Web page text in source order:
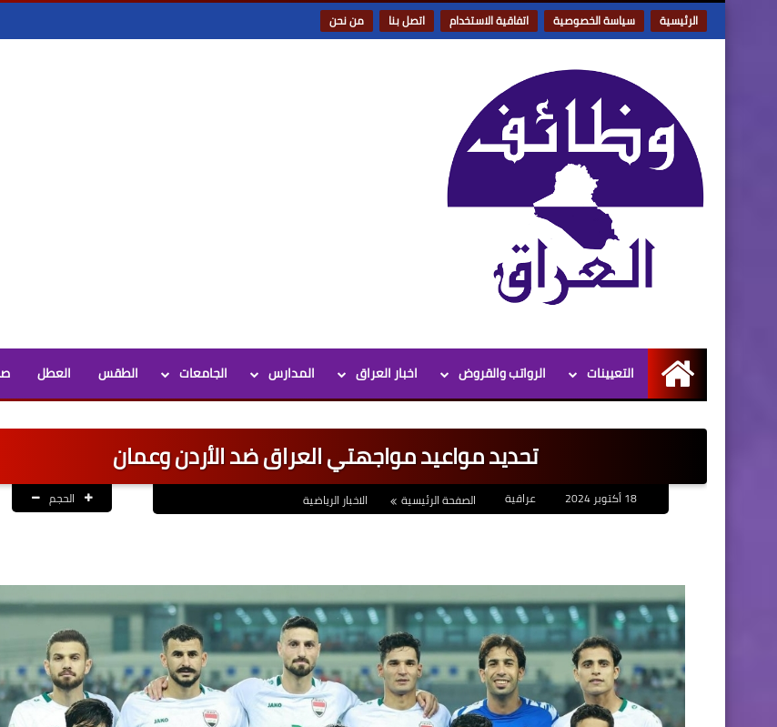
الرئيسية سياسة الخصوصية اتفاقية الاستخدام اتصل بنا من نحن
الرئيسية
التعيينات الرواتب والقروض اخبار العراق المدارس الجامعات الطقس العطل
تحديد مواعيد مواجهتي العراق ضد الأردن وعمان
عراقية الصفحة الرئيسية الاخبار الرياضية الحجم